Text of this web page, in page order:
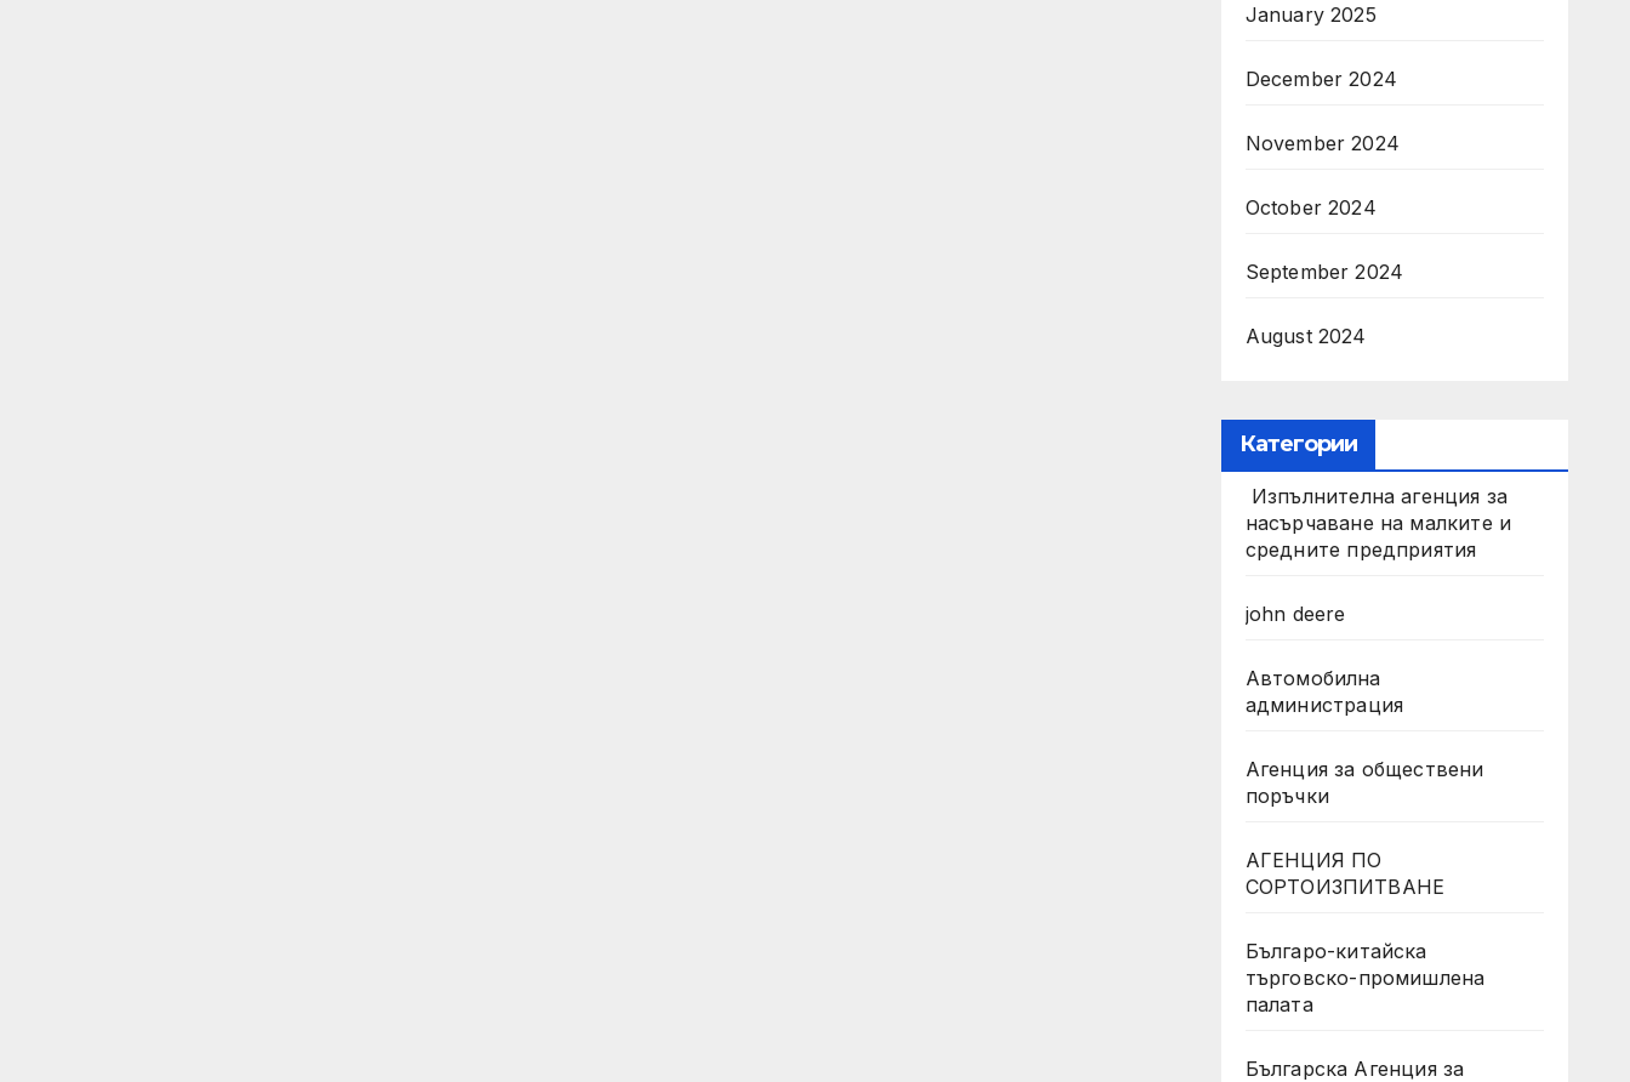
January 2025
December 2024
November 2024
October 2024
September 2024
August 2024
Категории
Изпълнителна агенция за
насърчаване на малките и
средните предприятия
john deere
Автомобилна
администрация
Агенция за обществени
поръчки
АГЕНЦИЯ ПО
СОРТОИЗПИТВАНЕ
Българо-китайска
търговско-промишлена
палата
Българска Агенция за